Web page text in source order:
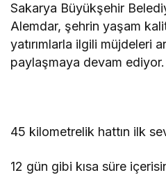
Sakarya Büyükşehir
Alemdar, şehrin yaşam
yatırımlarla ilgili müjdeleri
paylaşmaya devam ediyor.
45 kilometrelik hattın ilk
12 gün gibi kısa süre